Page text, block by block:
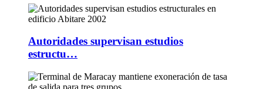
Autoridades supervisan estudios
estructu…